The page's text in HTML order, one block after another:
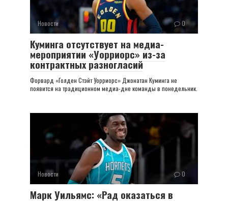
Новости 0
Куминга отсутствует на медиа-
мероприятии «Уорриорс» из-за
контрактных разногласий
Форвард «Голден Стэйт Уорриорс» Джонатан Куминга не
появится на традиционном медиа-дне команды в понедельник.
Новости 0
Марк Уильямс: «Рад оказаться в